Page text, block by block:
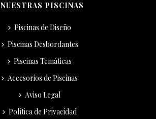
NUESTRAS PISCINAS
Piscinas de Diseño
Piscinas Desbordantes
Piscinas Temáticas
Accesorios de Piscinas
Aviso Legal
Política de Privacidad